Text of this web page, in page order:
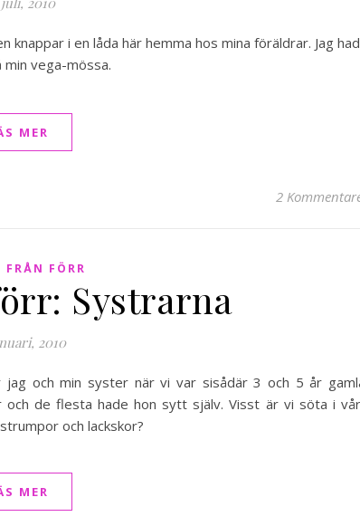
knappar i en låda här hemma hos mina föräldrar. Jag
min vega-mössa.
MER
2
FRÅN FÖRR
Systrarna
2010
och min syster när vi var sisådär 3 och 5 år
och de flesta hade hon sytt själv. Visst är vi söta i
och lackskor?
MER